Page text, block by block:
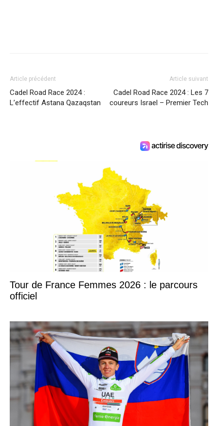
Article précédent
Cadel Road Race 2024 :
L’effectif Astana Qazaqstan
Article suivant
Cadel Road Race 2024 : Les 7
coureurs Israel – Premier Tech
Tour de France Femmes 2026 : le parcours
officiel